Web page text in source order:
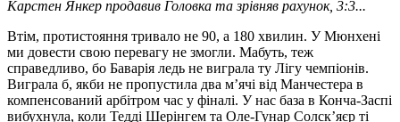
Карстен Янкер продавив Головка та зрівняв рахунок, 3:3...
Втім, протистояння тривало не 90, а 180 хвилин. У Мюнхені
ми довести свою перевагу не змогли. Мабуть, теж
справедливо, бо Баварія ледь не виграла ту Лігу чемпіонів.
Виграла б, якби не пропустила два м’ячі від Манчестера в
компенсований арбітром час у фіналі. У нас база в Конча-Заспі
вибухнула, коли Тедді Шерінгем та Оле-Гунар Солск’яєр ті